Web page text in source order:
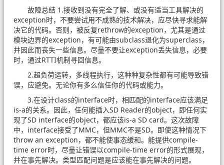
故障总结 1.接收到没有完全了解、或没有适当工具解决的
exception时，不要尝试用不成熟的技术解决，应尽快寻求能解
决它的代码。否则，被反复rethrow的exception，尤其是通过
模块边界的exception，有可能由subclass退化为superclass，
并因此而丧失一些信息。尽量不要让exception丢失信息，必要
时，通过RTTI机制寻回信息。
2.超负荷运转，多线程执行，这种种复杂性都有可能导致错
误，应避免。无论你有多么信任你的代码或能力。
3.在设计class的interface时，相匹配的interface应该满足
is-a的关系。因此，任何能插入SD Reader的object，即任何实
现了SD interface的object，都应该is-a SD card。这次故障
中，interface接受了MMC，但MMC不是SD。即使这种情况下
throw an exception，都不能使事态缓和。能提供compile-
time error时，尽量让错误以compile-time error的形式展现，
并在事先解决。类型匹配问题是应该能在事先解决的问题。